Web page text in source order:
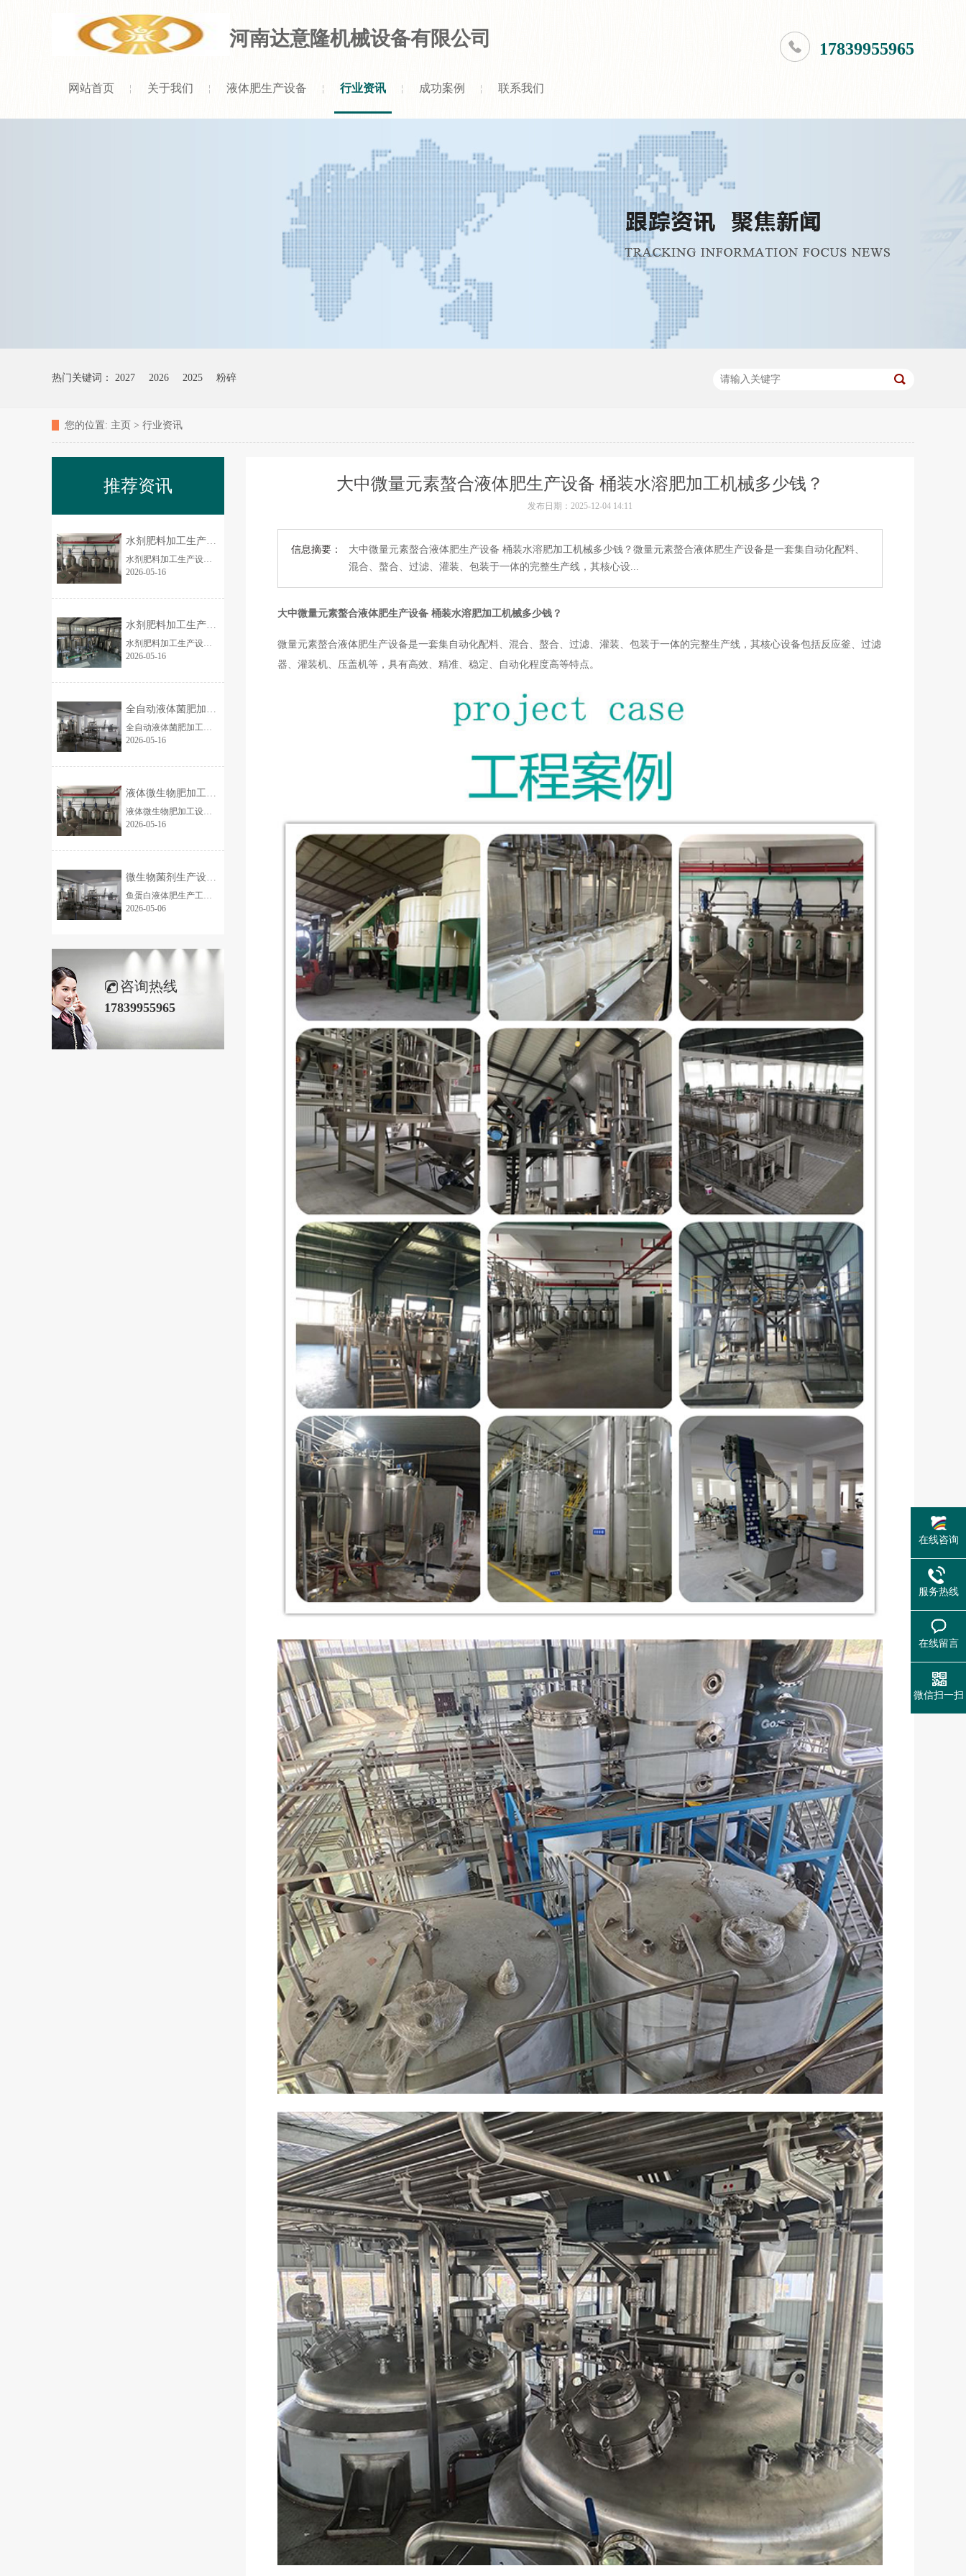
河南达意隆机械设备有限公司 17839955965
网站首页 关于我们 液体肥生产设备 行业资讯 成功案例 联系我们
热门关键词： 2027 2026 2025 粉碎
您的位置: 主页 > 行业资讯
大中微量元素螯合液体肥生产设备 桶装水溶肥加工机械多少钱？
发布日期：2025-12-04 14:11
信息摘要：
大中微量元素螯合液体肥生产设备 桶装水溶肥加工机械多少钱？微量元素螯合液体肥生产设备是一套集自动化配料、
混合、螯合、过滤、灌装、包装于一体的完整生产线，其核心设...
大中微量元素螯合液体肥生产设备 桶装水溶肥加工机械多少钱？
微量元素螯合液体肥生产设备是一套集自动化配料、混合、螯合、过滤、灌装、包装于一体的完整生产线，其核心设备包括反应釜、过滤
器、灌装机、压盖机等，具有高效、精准、稳定、自动化程度高等特点。
推荐资讯
水剂肥料加工生产设备的市场前景如何？
水剂肥料加工生产设备市场前景非常好、确定性强、增长快，是农资装备里近 5 年**稳健的高景气赛道之一，2026—2030 年仍将保持两位数增长。下面从市场规模、驱...
2026-05-16
水剂肥料加工生产设备厂家 3吨/时养殖场
水剂肥料加工生产设备简介 全自动水剂肥料成套生产设备，专业用于大量元素水溶肥、中微量元素肥、氨基酸水剂肥、腐植酸水剂肥、液体菌肥等各类液态肥料规模化生...
2026-05-16
全自动液体菌肥加工流水线设备 10吨桶装
全自动液体菌肥加工流水线设备 整套全自动液体菌肥加工流水线，专业用于液体微生物菌肥、水溶肥、氨基酸液肥、腐殖酸液体肥规模化生产，全程自动化连续作业，工艺成...
2026-05-16
液体微生物肥加工设备厂家（工厂定）液体菌
液体微生物肥加工设备 全套全自动液体微生物肥加工设备，专为液体菌肥、生物营养液、氨基酸液肥、腐殖酸液肥、微量元素液体肥等产品设计，一站式实现从原料投放...
2026-05-16
微生物菌剂生产设备生产厂家 鱼蛋白液体肥
鱼蛋白液体肥生产工艺及设备简要介绍鱼蛋白液体肥以优质鱼副产品为原料，采用低温酶解工艺，搭配专用加工设备，实现标准化、高效化生产，兼顾营养保留与生产便捷性，适配中...
2026-05-06
咨询热线
17839955965
在线咨询
服务热线
在线留言
微信扫一扫